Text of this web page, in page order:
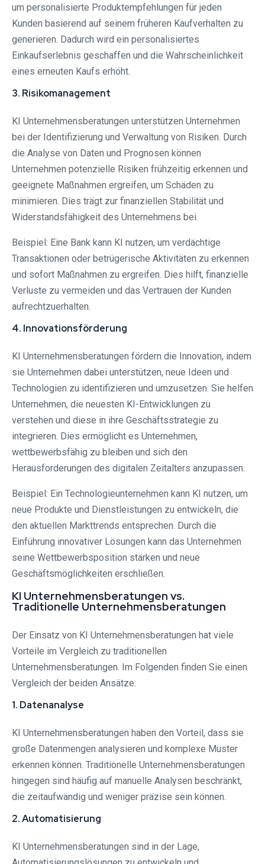
um personalisierte Produktempfehlungen für jeden
Kunden basierend auf seinem früheren Kaufverhalten zu
generieren. Dadurch wird ein personalisiertes
Einkaufserlebnis geschaffen und die Wahrscheinlichkeit
eines erneuten Kaufs erhöht.
3. Risikomanagement
KI Unternehmensberatungen unterstützen Unternehmen
bei der Identifizierung und Verwaltung von Risiken. Durch
die Analyse von Daten und Prognosen können
Unternehmen potenzielle Risiken frühzeitig erkennen und
geeignete Maßnahmen ergreifen, um Schäden zu
minimieren. Dies trägt zur finanziellen Stabilität und
Widerstandsfähigkeit des Unternehmens bei.
Beispiel: Eine Bank kann KI nutzen, um verdächtige
Transaktionen oder betrügerische Aktivitäten zu erkennen
und sofort Maßnahmen zu ergreifen. Dies hilft, finanzielle
Verluste zu vermeiden und das Vertrauen der Kunden
aufrechtzuerhalten.
4. Innovationsförderung
KI Unternehmensberatungen fördern die Innovation, indem
sie Unternehmen dabei unterstützen, neue Ideen und
Technologien zu identifizieren und umzusetzen. Sie helfen
Unternehmen, die neuesten KI-Entwicklungen zu
verstehen und diese in ihre Geschäftsstrategie zu
integrieren. Dies ermöglicht es Unternehmen,
wettbewerbsfähig zu bleiben und sich den
Herausforderungen des digitalen Zeitalters anzupassen.
Beispiel: Ein Technologieunternehmen kann KI nutzen, um
neue Produkte und Dienstleistungen zu entwickeln, die
den aktuellen Markttrends entsprechen. Durch die
Einführung innovativer Lösungen kann das Unternehmen
seine Wettbewerbsposition stärken und neue
Geschäftsmöglichkeiten erschließen.
KI Unternehmensberatungen vs.
Traditionelle Unternehmensberatungen
Der Einsatz von KI Unternehmensberatungen hat viele
Vorteile im Vergleich zu traditionellen
Unternehmensberatungen. Im Folgenden finden Sie einen
Vergleich der beiden Ansätze:
1. Datenanalyse
KI Unternehmensberatungen haben den Vorteil, dass sie
große Datenmengen analysieren und komplexe Muster
erkennen können. Traditionelle Unternehmensberatungen
hingegen sind häufig auf manuelle Analysen beschränkt,
die zeitaufwändig und weniger präzise sein können.
2. Automatisierung
KI Unternehmensberatungen sind in der Lage,